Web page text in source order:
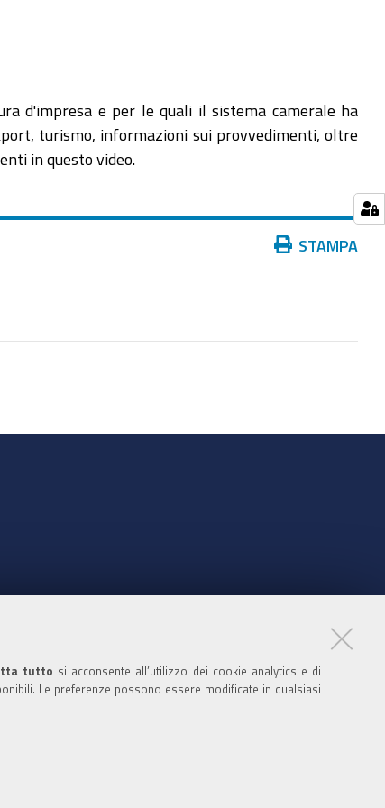
tutto si acconsente all’utilizzo dei cookie analytics e di
Le preferenze possono essere modificate in qualsiasi
d'impresa e per le quali il sistema camerale ha
turismo, informazioni sui provvedimenti, oltre
in questo video.
Azioni STAMPA